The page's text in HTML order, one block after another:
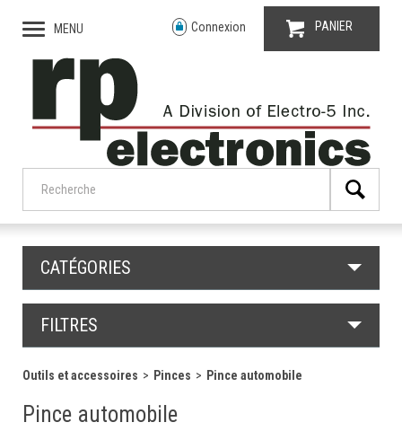
MENU Connexion PANIER
CATÉGORIES
FILTRES
Outils et accessoires Pinces Pince automobile
Pince automobile